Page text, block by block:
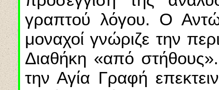
γραπτού λόγου. Ο
μοναχοί γνώριζε την
Διαθήκη «από
την Αγία Γραφή